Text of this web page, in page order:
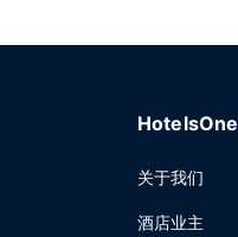
HotelsOne
关于我们
酒店业主